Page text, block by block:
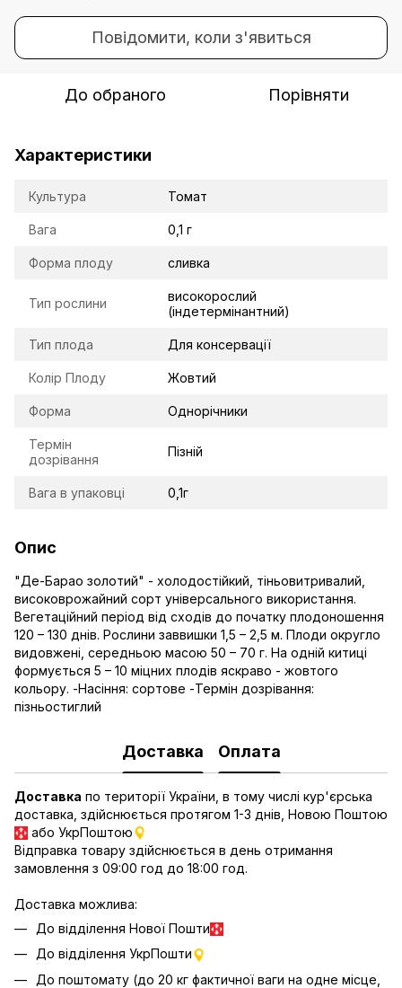
Повідомити, коли з'явиться
До обраного Порівняти
Характеристики
Культура Томат
Вага 0,1 г
Форма плоду сливка
Тип рослини
високорослий
(індетермінантний)
Тип плода Для консервації
Колір Плоду Жовтий
Форма Однорічники
Термін
дозрівання
Пізній
Вага в упаковці 0,1г
Опис
"Де-Барао золотий" - холодостійкий, тіньовитривалий,
високоврожайний сорт універсального використання.
Вегетаційний період від сходів до початку плодоношення
120 – 130 днів. Рослини заввишки 1,5 – 2,5 м. Плоди округло
видовжені, середньою масою 50 – 70 г. На одній китиці
формується 5 – 10 міцних плодів яскраво - жовтого
кольору. -Насіння: сортове -Термін дозрівання:
пізньостиглий
Доставка Оплата
Доставка по території України, в тому числі кур'єрська
доставка, здійснюється протягом 1-3 днів, Новою Поштою
або УкрПоштою
Відправка товару здійснюється в день отримання
замовлення з 09:00 год до 18:00 год.
Доставка можлива:
До відділення Нової Пошти
До відділення УкрПошти
До поштомату (до 20 кг фактичної ваги на одне місце,